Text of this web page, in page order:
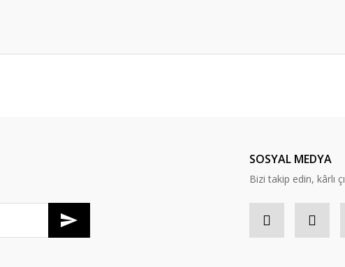
SOSYAL MEDYA
Bizi takip edin, kârlı